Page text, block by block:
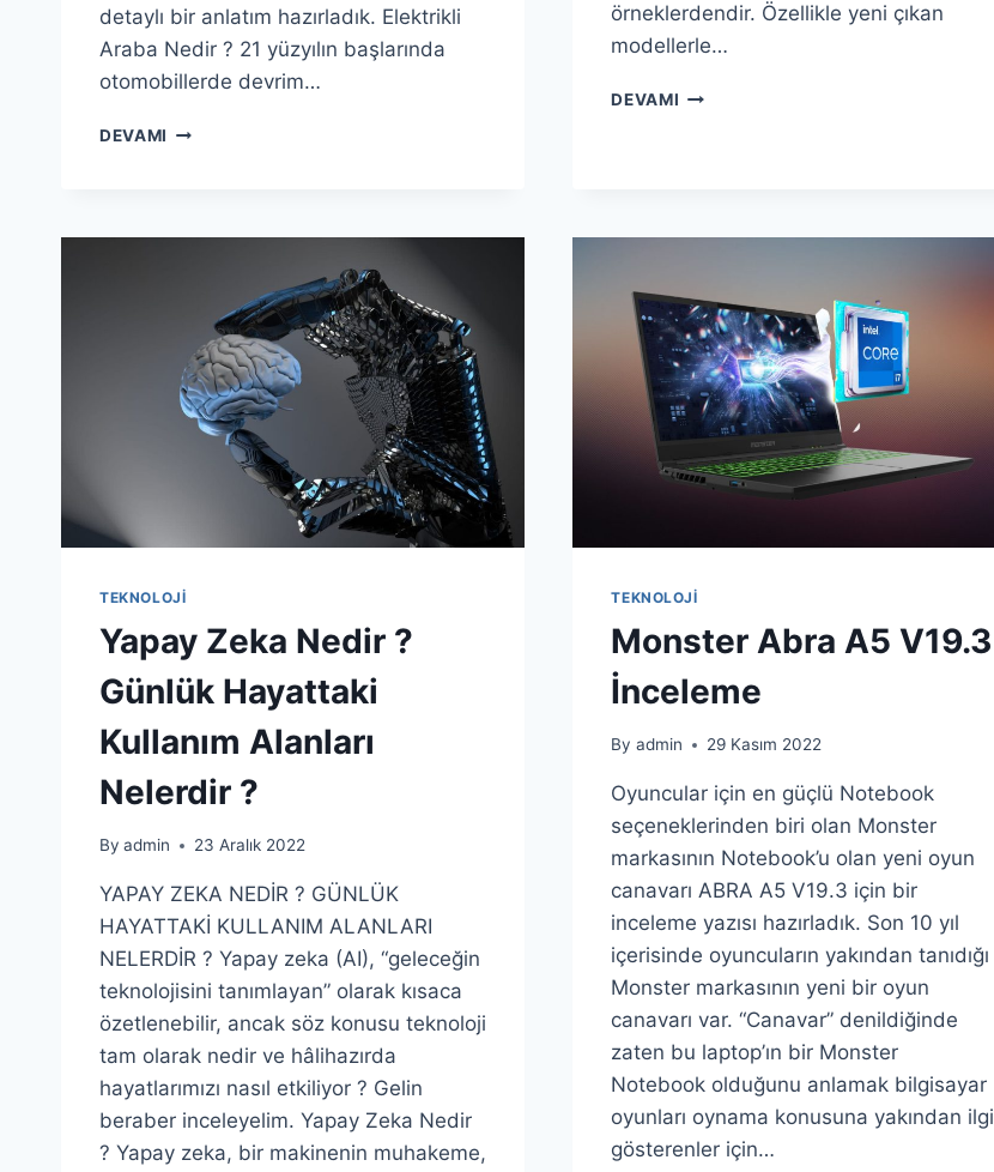
detaylı bir anlatım hazırladık. Elektrikli
Araba Nedir ? 21 yüzyılın başlarında
otomobillerde devrim…
DEVAMI ELEKTRIKLI
PRENSIBI
ELEKTRIKLI
ARABALARIN
AVANTAJLARI
DEZAVANTAJLARI
örneklerdendir. Özellikle yeni çıkan
modellerle…
DEVAMI SENSÖRLER
NELERDIR
?
TEKNOLOJI
Yapay Zeka Nedir ?
Günlük Hayattaki
Kullanım Alanları
Nelerdir ?
By admin 23 Aralık 2022
YAPAY ZEKA NEDİR ? GÜNLÜK
HAYATTAKİ KULLANIM ALANLARI
NELERDİR ? Yapay zeka (AI), “geleceğin
teknolojisini tanımlayan” olarak kısaca
özetlenebilir, ancak söz konusu teknoloji
tam olarak nedir ve hâlihazırda
hayatlarımızı nasıl etkiliyor ? Gelin
beraber inceleyelim. Yapay Zeka Nedir
? Yapay zeka, bir makinenin muhakeme,
TEKNOLOJI
Monster Abra A5 V19.3
İnceleme
By admin 29 Kasım 2022
Oyuncular için en güçlü Notebook
seçeneklerinden biri olan Monster
markasının Notebook’u olan yeni oyun
canavarı ABRA A5 V19.3 için bir
inceleme yazısı hazırladık. Son 10 yıl
içerisinde oyuncuların yakından tanıdığı
Monster markasının yeni bir oyun
canavarı var. “Canavar” denildiğinde
zaten bu laptop’ın bir Monster
Notebook olduğunu anlamak bilgisayar
oyunları oynama konusuna yakından ilgi
gösterenler için…